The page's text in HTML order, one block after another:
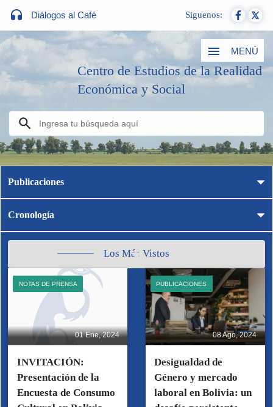
Diálogos al Café Siguenos:
MENÚ
Centro de Estudios de la Realidad
Económica y Social
Publicaciones
Cronología
Los Más Vistos
01 Ene, 2024
NOTAS DE PRENSA
INVITACIÓN:
Presentación de la
Encuesta de Consumo
08 Ago, 2024
PUBLICACIONES
Desigualdad de
Género y mercado
laboral en Bolivia: un